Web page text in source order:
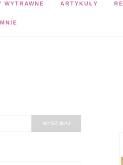
WYTRAWNE ARTYKUŁY